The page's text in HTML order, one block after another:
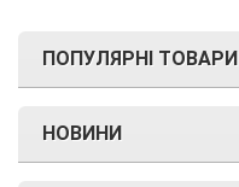
ПОПУЛЯРНІ ТОВАРИ
НОВИНИ